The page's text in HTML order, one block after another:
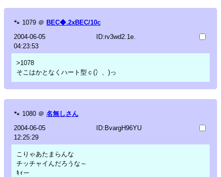
🐾 1079 ＠ BEC◆.2xBEC/10c
2004-06-05
04:23:53
ID:rv3wd2.1e.
>1078
そこはかとなくハート型ｃ(冫、)っ
🐾 1080 ＠ 名無しさん
2004-06-05
12:25:29
ID:BvargH96YU
こりゃあたまらんな
チッチャイんだろうな～
ｷｨー